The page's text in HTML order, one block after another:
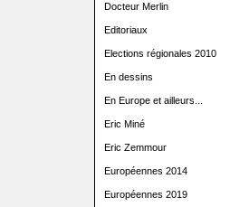
Docteur Merlin
Editoriaux
Elections régionales 2010
En dessins
En Europe et ailleurs...
Eric Miné
Eric Zemmour
Européennes 2014
Européennes 2019